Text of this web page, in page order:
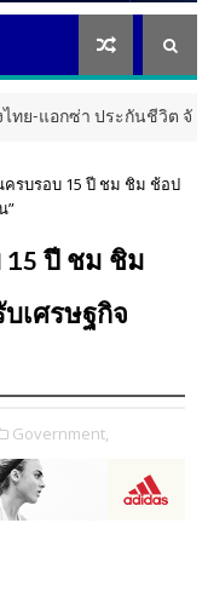
ะกันชีวิต จัดงาน ERD
ครบรอบ 15 ปี ชม ชิม ช้อป
”
15 ปี ชม ชิม
บเศรษฐกิจ
Government,